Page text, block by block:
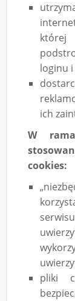
której
loginu i
ich
W
cookies:
pliki